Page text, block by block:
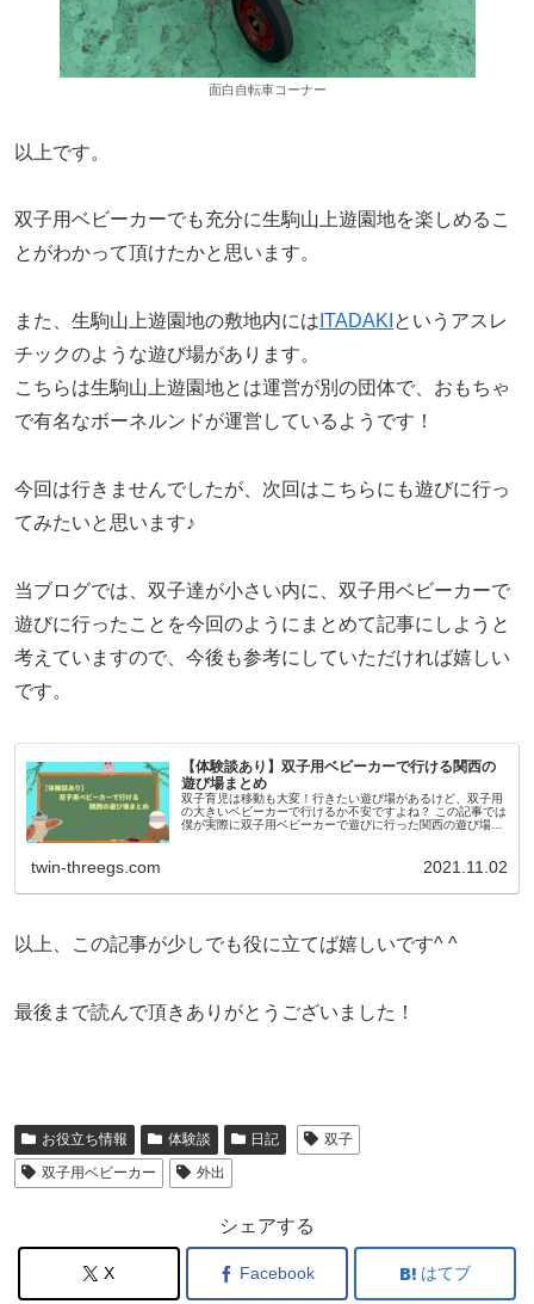
面白自転車コーナー
以上です。
双子用ベビーカーでも充分に生駒山上遊園地を楽しめるこ
とがわかって頂けたかと思います。
また、生駒山上遊園地の敷地内には ITADAKI というアスレ
チックのような遊び場があります。
こちらは生駒山上遊園地とは運営が別の団体で、おもちゃ
で有名なボーネルンドが運営しているようです！
今回は行きませんでしたが、次回はこちらにも遊びに行っ
てみたいと思います♪
当ブログでは、双子達が小さい内に、双子用ベビーカーで
遊びに行ったことを今回のようにまとめて記事にしようと
考えていますので、今後も参考にしていただければ嬉しい
です。
【体験談あり】双子用ベビーカーで行ける関西の
遊び場まとめ
双子育児は移動も大変！行きたい遊び場があるけど、双子用
の大きいベビーカーで行けるか不安ですよね？ この記事では
僕が実際に双子用ベビーカーで遊びに行った関西の遊び場に
twin-threegs.com 2021.11.02
以上、この記事が少しでも役に立てば嬉しいです^ ^
最後まで読んで頂きありがとうございました！
お役立ち情報 体験談 日記
双子
双子用ベビーカー
外出
シェアする
X Facebook はてブ